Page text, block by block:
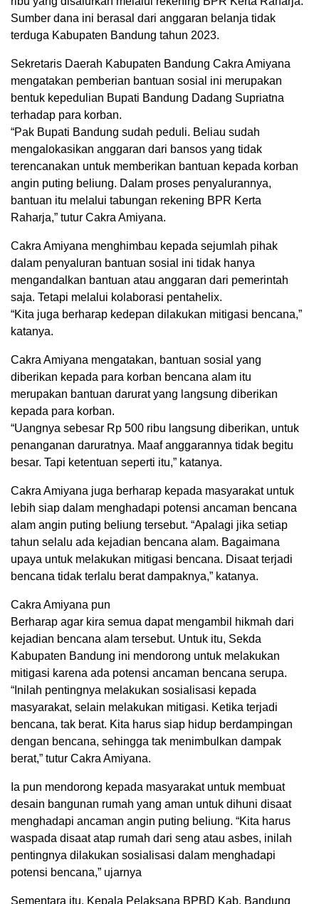
Sumber dana ini berasal dari anggaran belanja tidak
terduga Kabupaten Bandung tahun 2023.
Sekretaris Daerah Kabupaten Bandung Cakra Amiyana
mengatakan pemberian bantuan sosial ini merupakan
bentuk kepedulian Bupati Bandung Dadang Supriatna
terhadap para korban.
“Pak Bupati Bandung sudah peduli. Beliau sudah
mengalokasikan anggaran dari bansos yang tidak
terencanakan untuk memberikan bantuan kepada korban
angin puting beliung. Dalam proses penyalurannya,
bantuan itu melalui tabungan rekening BPR Kerta
Raharja,” tutur Cakra Amiyana.
Cakra Amiyana menghimbau kepada sejumlah pihak
dalam penyaluran bantuan sosial ini tidak hanya
mengandalkan bantuan atau anggaran dari pemerintah
saja. Tetapi melalui kolaborasi pentahelix.
“Kita juga berharap kedepan dilakukan mitigasi bencana,”
katanya.
Cakra Amiyana mengatakan, bantuan sosial yang
diberikan kepada para korban bencana alam itu
merupakan bantuan darurat yang langsung diberikan
kepada para korban.
“Uangnya sebesar Rp 500 ribu langsung diberikan, untuk
penanganan daruratnya. Maaf anggarannya tidak begitu
besar. Tapi ketentuan seperti itu,” katanya.
Cakra Amiyana juga berharap kepada masyarakat untuk
lebih siap dalam menghadapi potensi ancaman bencana
alam angin puting beliung tersebut. “Apalagi jika setiap
tahun selalu ada kejadian bencana alam. Bagaimana
upaya untuk melakukan mitigasi bencana. Disaat terjadi
bencana tidak terlalu berat dampaknya,” katanya.
Cakra Amiyana pun
Berharap agar kira semua dapat mengambil hikmah dari
kejadian bencana alam tersebut. Untuk itu, Sekda
Kabupaten Bandung ini mendorong untuk melakukan
mitigasi karena ada potensi ancaman bencana serupa.
“Inilah pentingnya melakukan sosialisasi kepada
masyarakat, selain melakukan mitigasi. Ketika terjadi
bencana, tak berat. Kita harus siap hidup berdampingan
dengan bencana, sehingga tak menimbulkan dampak
berat,” tutur Cakra Amiyana.
Ia pun mendorong kepada masyarakat untuk membuat
desain bangunan rumah yang aman untuk dihuni disaat
menghadapi ancaman angin puting beliung. “Kita harus
waspada disaat atap rumah dari seng atau asbes, inilah
pentingnya dilakukan sosialisasi dalam menghadapi
potensi bencana,” ujarnya
Sementara itu, Kepala Pelaksana BPBD Kab. Bandung